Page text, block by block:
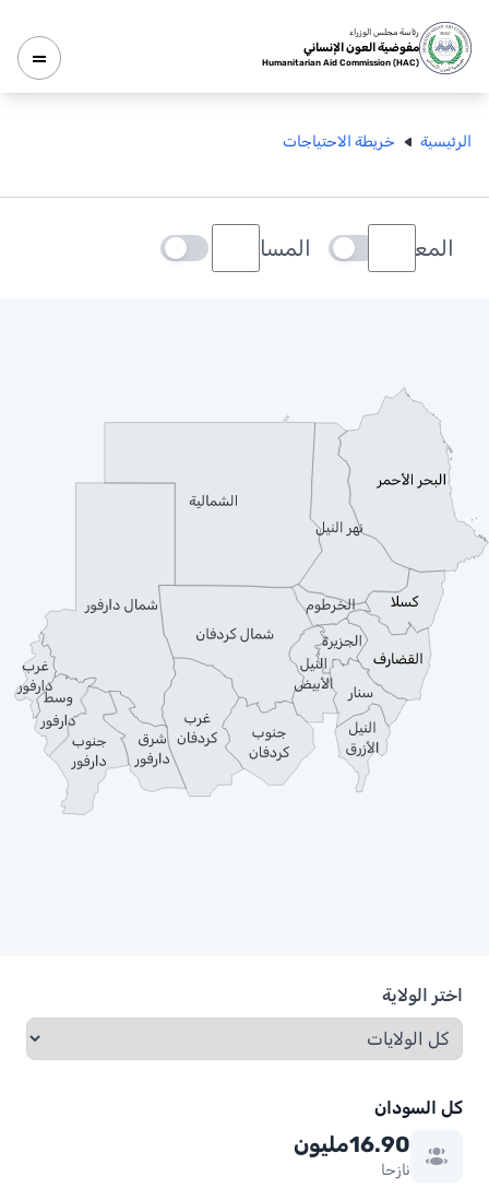
رئاسة مجلس الوزراء
مفوضية العون الإنساني
Humanitarian Aid Commission (HAC)
الرئيسية خريطة الاحتياجات
المعابر المسارات
اختر الولاية
كل السودان
16.90مليون
نازحا